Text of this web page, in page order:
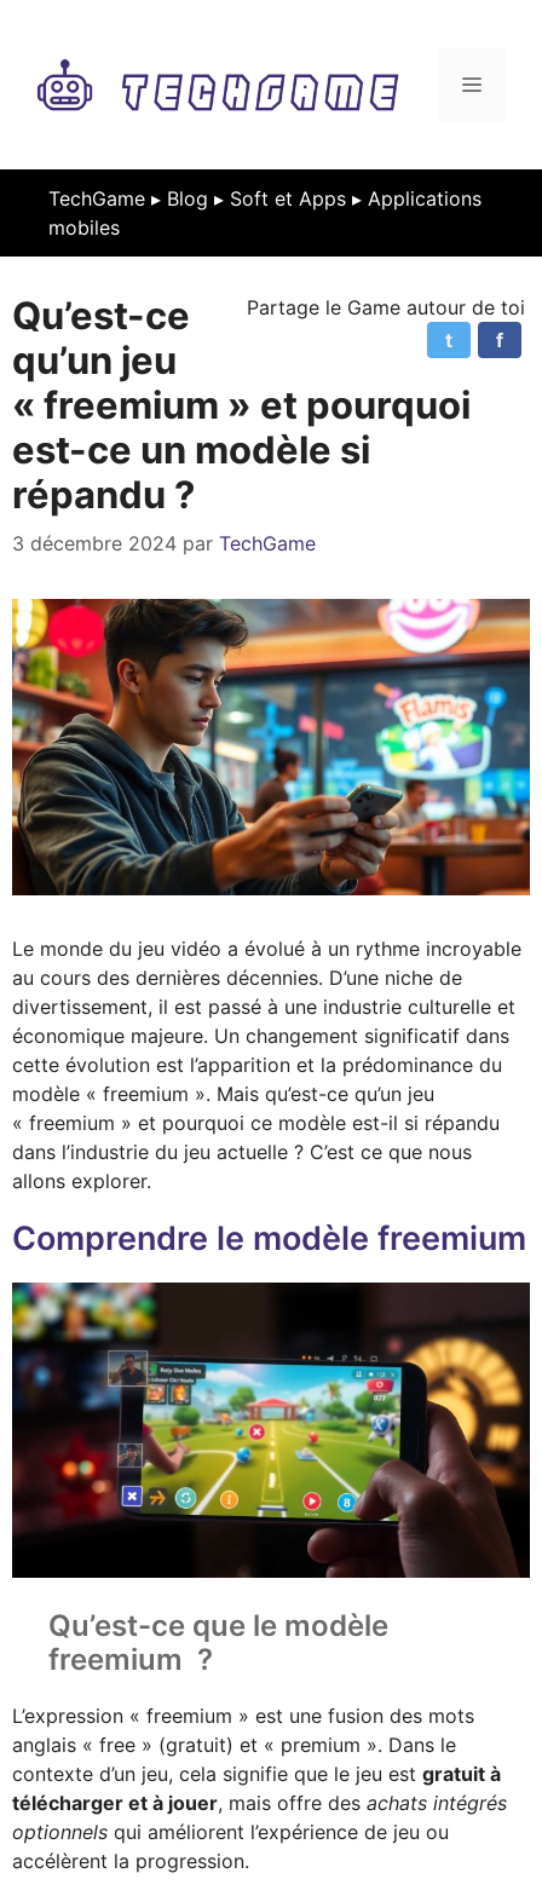
contenu
MENU
TechGame ▸ Blog ▸ Soft et Apps ▸ Applications
mobiles
Partage le Game autour de toi
f
t
Qu’est-ce
qu’un jeu
« freemium » et pourquoi
est-ce un modèle si
répandu ?
3 décembre 2024 par TechGame
Le monde du jeu vidéo a évolué à un rythme incroyable
au cours des dernières décennies. D’une niche de
divertissement, il est passé à une industrie culturelle et
économique majeure. Un changement significatif dans
cette évolution est l’apparition et la prédominance du
modèle « freemium ». Mais qu’est-ce qu’un jeu
« freemium » et pourquoi ce modèle est-il si répandu
dans l’industrie du jeu actuelle ? C’est ce que nous
allons explorer.
Comprendre le modèle freemium
Qu’est-ce que le modèle
freemium ?
L’expression « freemium » est une fusion des mots
anglais « free » (gratuit) et « premium ». Dans le
contexte d’un jeu, cela signifie que le jeu est gratuit à
télécharger et à jouer, mais offre des achats intégrés
optionnels qui améliorent l’expérience de jeu ou
accélèrent la progression.